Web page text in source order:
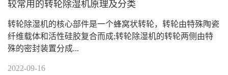
较常用的转轮除湿机原理及分类
转轮除湿机的核心部件是一个蜂窝状转轮，转轮由特殊陶瓷
纤维载体和活性硅胶复合而成;转轮除湿机的转轮两侧由特
殊的密封装置分成...
2022-09-16